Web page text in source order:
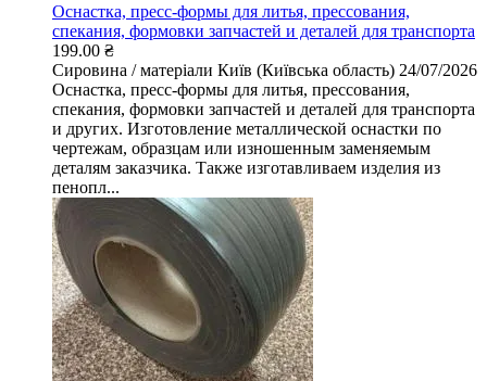
Оснастка, пресс-формы для литья, прессования,
спекания, формовки запчастей и деталей для транспорта
199.00 ₴
Сировина / матеріали Київ (Київська область) 24/07/2026
Оснастка, пресс-формы для литья, прессования,
спекания, формовки запчастей и деталей для транспорта
и других. Изготовление металлической оснастки по
чертежам, образцам или изношенным заменяемым
деталям заказчика. Также изготавливаем изделия из
пенопл...